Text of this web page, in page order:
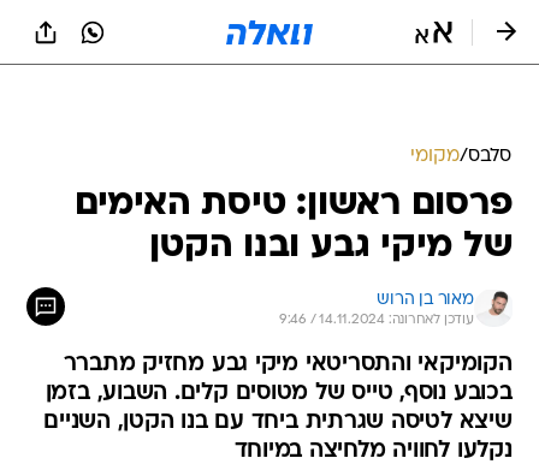
סלבס/מקומי
פרסום ראשון: טיסת האימים
של מיקי גבע ובנו הקטן
מאור בן הרוש
עודכן לאחרונה: 14.11.2024 / 9:46
הקומיקאי והתסריטאי מיקי גבע מחזיק מתברר
בכובע נוסף, טייס של מטוסים קלים. השבוע, בזמן
שיצא לטיסה שגרתית ביחד עם בנו הקטן, השניים
נקלעו לחוויה מלחיצה במיוחד